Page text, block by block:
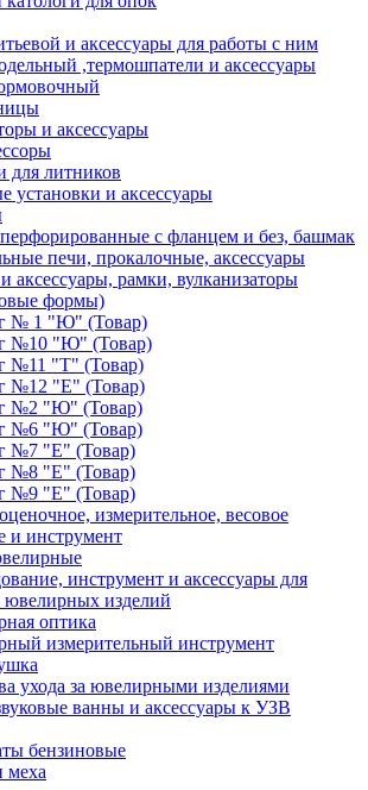
и аксессуары для работы с ним
,термошпатели и аксессуары
и аксессуары
для литников
установки и аксессуары
с фланцем и без, башмак
печи, прокалочные, аксессуары
аксессуары, рамки, вулканизаторы
формы)
№ 1 "Ю" (Товар)
№10 "Ю" (Товар)
№11 "Т" (Товар)
№12 "Е" (Товар)
№2 "Ю" (Товар)
№6 "Ю" (Товар)
№7 "Е" (Товар)
№8 "Е" (Товар)
№9 "Е" (Товар)
измерительное, весовое
и инструмент
инструмент и аксессуары для
ювелирных изделий
оптика
измерительный инструмент
ухода за ювелирными изделиями
ванны и аксессуары к УЗВ
бензиновые
меха